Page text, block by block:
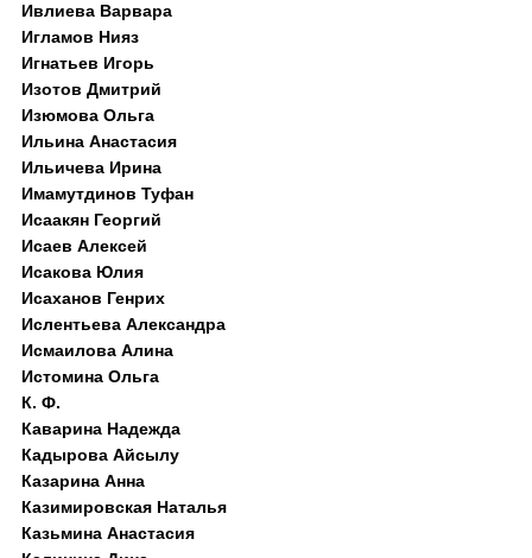
Ивлиева Варвара
Игламов Нияз
Игнатьев Игорь
Изотов Дмитрий
Изюмова Ольга
Ильина Анастасия
Ильичева Ирина
Имамутдинов Туфан
Исаакян Георгий
Исаев Алексей
Исакова Юлия
Исаханов Генрих
Ислентьева Александра
Исмаилова Алина
Истомина Ольга
К. Ф.
Каварина Надежда
Кадырова Айсылу
Казарина Анна
Казимировская Наталья
Казьмина Анастасия